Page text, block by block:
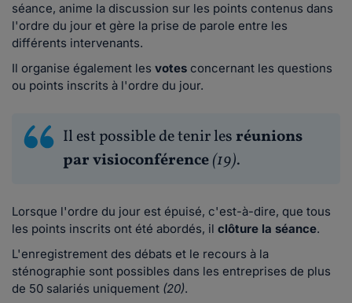
séance, anime la discussion sur les points contenus dans
l'ordre du jour et gère la prise de parole entre les
différents intervenants.
Il organise également les votes concernant les questions
ou points inscrits à l'ordre du jour.
Il est possible de tenir lesréunions
par visioconférence(19).
Lorsque l'ordre du jour est épuisé, c'est-à-dire, que tous
les points inscrits ont été abordés, il clôture la séance.
L'enregistrement des débats et le recours à la
sténographie sont possibles dans les entreprises de plus
de 50 salariés uniquement (20).